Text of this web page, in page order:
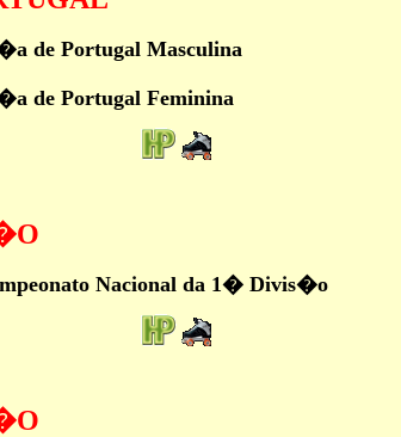
de Portugal Masculina
de Portugal Feminina
Nacional da 1� Divis�o